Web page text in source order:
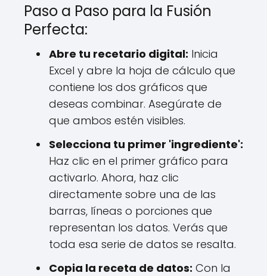
Paso a Paso para la Fusión
Perfecta:
Abre tu recetario digital: Inicia
Excel y abre la hoja de cálculo que
contiene los dos gráficos que
deseas combinar. Asegúrate de
que ambos estén visibles.
Selecciona tu primer 'ingrediente':
Haz clic en el primer gráfico para
activarlo. Ahora, haz clic
directamente sobre una de las
barras, líneas o porciones que
representan los datos. Verás que
toda esa serie de datos se resalta.
Copia la receta de datos: Con la